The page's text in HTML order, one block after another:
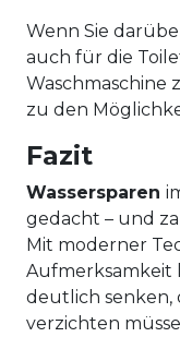
Wenn Sie
auch für die
Waschmaschine
zu den
Fazit
Wassersparen
gedacht – und
Mit moderner
Aufmerksamkeit
deutlich senken,
verzichten